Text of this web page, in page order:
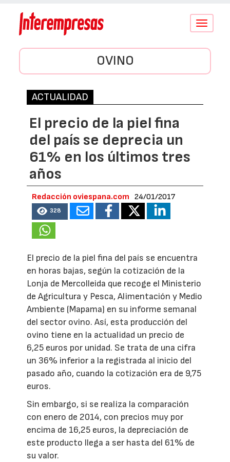
Conmutar
OVINO
ACTUALIDAD
El precio de la piel fina
del país se deprecia un
61% en los últimos tres
años
Redacción oviespana.com 24/01/2017
328
El precio de la piel fina del país se encuentra
en horas bajas, según la cotización de la
Lonja de Mercolleida que recoge el Ministerio
de Agricultura y Pesca, Alimentación y Medio
Ambiente (Mapama) en su informe semanal
del sector ovino. Así, esta producción del
ovino tiene en la actualidad un precio de
6,25 euros por unidad. Se trata de una cifra
un 36% inferior a la registrada al inicio del
pasado año, cuando la cotización era de 9,75
euros.
Sin embargo, si se realiza la comparación
con enero de 2014, con precios muy por
encima de 16,25 euros, la depreciación de
este producto llega a ser hasta del 61% de
su valor.